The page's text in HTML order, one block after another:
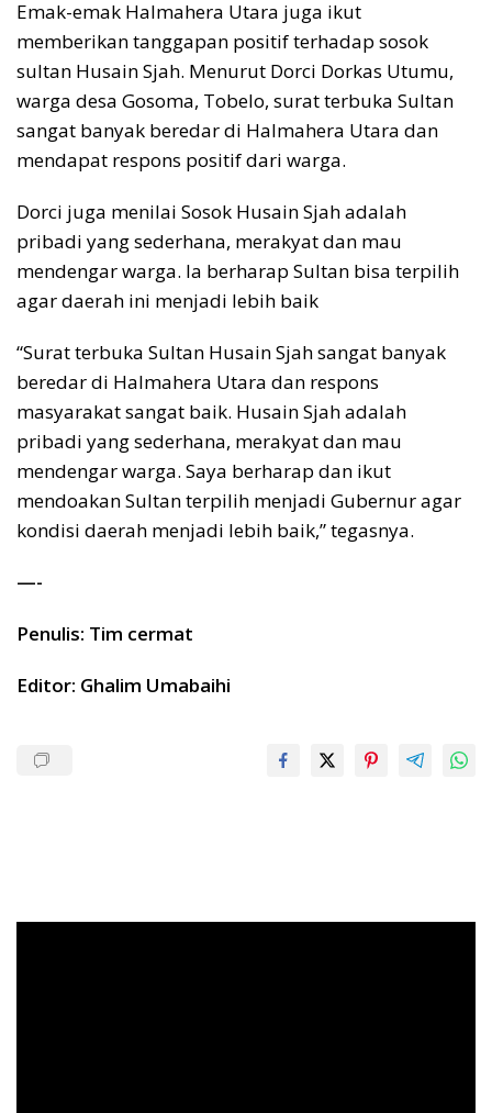
Emak-emak Halmahera Utara juga ikut
memberikan tanggapan positif terhadap sosok
sultan Husain Sjah. Menurut Dorci Dorkas Utumu,
warga desa Gosoma, Tobelo, surat terbuka Sultan
sangat banyak beredar di Halmahera Utara dan
mendapat respons positif dari warga.
Dorci juga menilai Sosok Husain Sjah adalah
pribadi yang sederhana, merakyat dan mau
mendengar warga. Ia berharap Sultan bisa terpilih
agar daerah ini menjadi lebih baik
“Surat terbuka Sultan Husain Sjah sangat banyak
beredar di Halmahera Utara dan respons
masyarakat sangat baik. Husain Sjah adalah
pribadi yang sederhana, merakyat dan mau
mendengar warga. Saya berharap dan ikut
mendoakan Sultan terpilih menjadi Gubernur agar
kondisi daerah menjadi lebih baik,” tegasnya.
—-
Penulis: Tim cermat
Editor: Ghalim Umabaihi